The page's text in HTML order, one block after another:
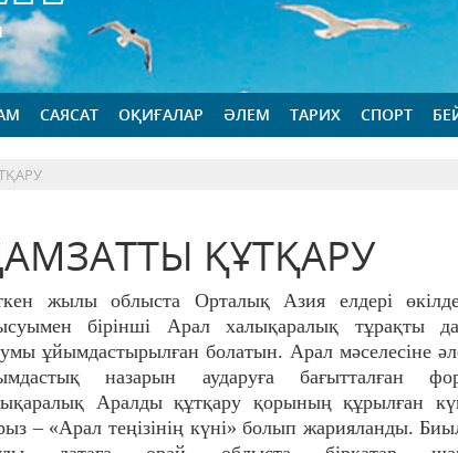
САЯСАТ ОҚИҒАЛАР ӘЛЕМ ТАРИХ СПОРТ
ҚҰТҚАРУ
жылы облыста Орталық Азия елдері
бірінші Арал халықаралық тұрақты
ұйымдастырылған болатын. Арал мәселесіне
назарын аударуға бағытталған
Аралды құтқару қорының құрылған
– «Арал теңізінің күні» болып жарияланды.